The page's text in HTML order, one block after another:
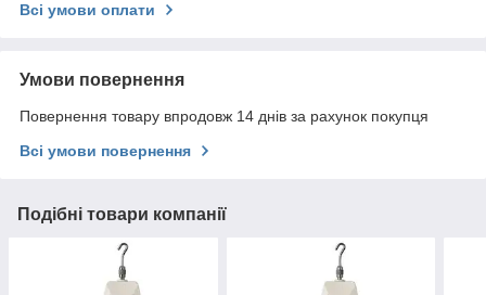
Всі умови оплати
Умови повернення
Повернення товару впродовж 14 днів за рахунок покупця
Всі умови повернення
Подібні товари компанії